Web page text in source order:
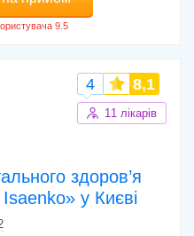
здоров’я
у Києві
4 8,1
11 лікарів